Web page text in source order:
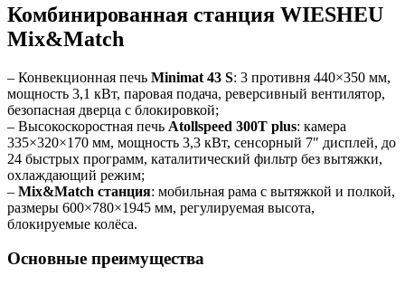
Комбинированная станция WIESHEU
Mix&Match
– Конвекционная печь Minimat 43 S: 3 противня 440×350 мм,
мощность 3,1 кВт, паровая подача, реверсивный вентилятор,
безопасная дверца с блокировкой;
– Высокоскоростная печь Atollspeed 300T plus: камера
335×320×170 мм, мощность 3,3 кВт, сенсорный 7″ дисплей, до
24 быстрых программ, каталитический фильтр без вытяжки,
охлаждающий режим;
– Mix&Match станция: мобильная рама с вытяжкой и полкой,
размеры 600×780×1945 мм, регулируемая высота,
блокируемые колёса.
Основные преимущества